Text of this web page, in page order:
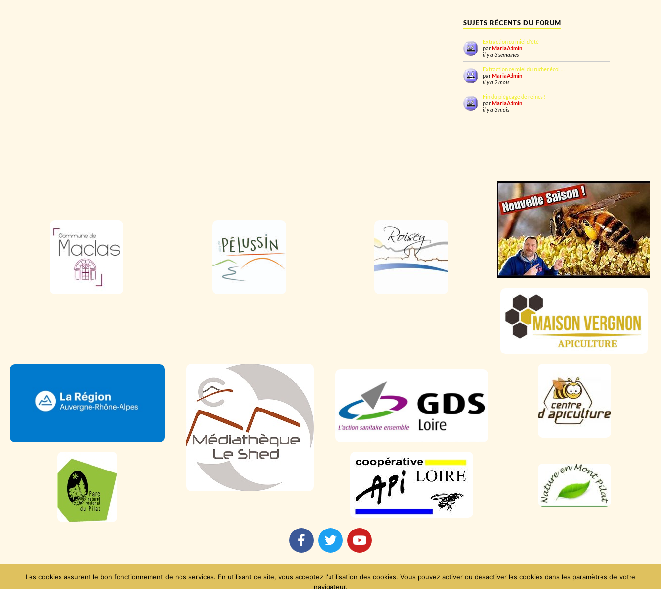
SUJETS RÉCENTS DU FORUM
Extraction du miel d'été
parMariaAdmin
il y a 3 semaines
Extraction de miel du rucher écol …
parMariaAdmin
il y a 2 mois
Fin du piégeage de reines !
parMariaAdmin
il y a 3 mois
Données personnelles Mentions légales Contact
Les cookies assurent le bon fonctionnement de nos services. En utilisant ce site, vous acceptez l'utilisation des cookies. Vous pouvez activer ou désactiver les cookies dans les paramètres de votre
navigateur.